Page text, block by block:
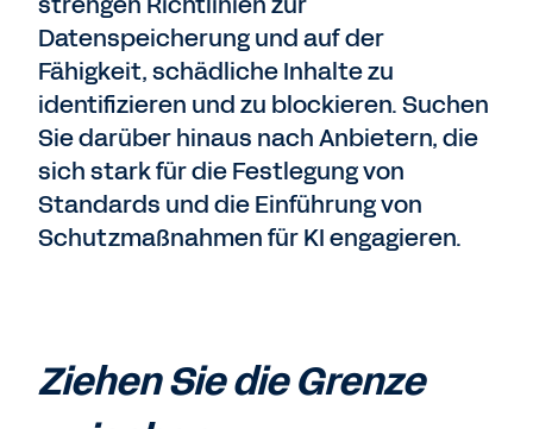
Datenspeicherung und auf der
Fähigkeit, schädliche Inhalte zu
identifizieren und zu blockieren. Suchen
Sie darüber hinaus nach Anbietern, die
sich stark für die Festlegung von
Standards und die Einführung von
Schutzmaßnahmen für KI engagieren.
Ziehen Sie die Grenze